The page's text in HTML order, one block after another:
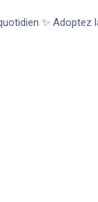
✨ Adoptez